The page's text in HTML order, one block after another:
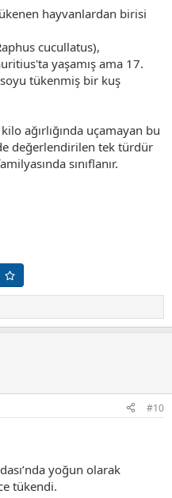
hayvanlardan birisi
cucullatus),
yaşamış ama 17.
tükenmiş bir kuş
ağırlığında uçamayan bu
değerlendirilen tek türdür
sınıflanır.
#10
yoğun olarak
tükendi.